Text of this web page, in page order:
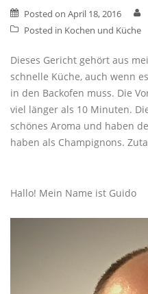
Posted on April 18, 2016
Posted in Kochen und Küche
Dieses Gericht gehört aus
schnelle Küche, auch wenn
in den Backofen muss. Die
viel länger als 10 Minuten.
schönes Aroma und haben
haben als Champignons.
Hallo! Mein Name ist Guido